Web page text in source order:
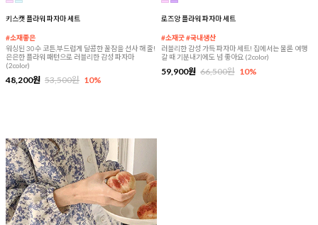
키스캣 플라워 파자마 세트
#소재좋은
워싱된 30수 코튼,부드럽게 달콤한 꿀잠을 선사 해 줄!
은은한 플라워 패턴으로 러블리한 감성 파자마
(2color)
48,200원 53,500원 10%
로즈앙 플라워 파자마 세트
#소재굿 #국내생산
러블리한 감성 가득 파자마 세트! 집에서는 물론 여행
갈 때 기분내기에도 넘 좋아요 (2color)
59,900원 66,500원 10%